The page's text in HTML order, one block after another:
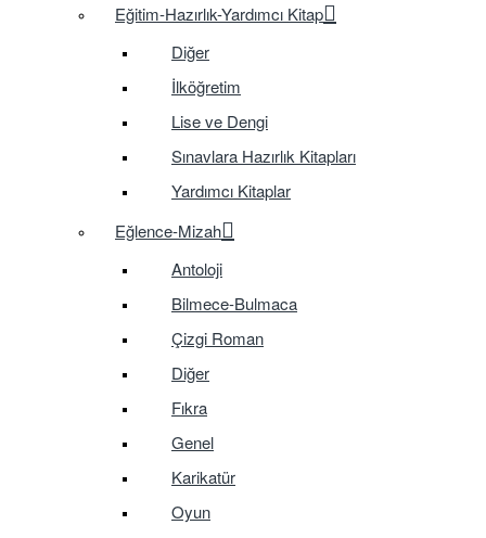
Eğitim-Hazırlık-Yardımcı Kitap
Diğer
İlköğretim
Lise ve Dengi
Sınavlara Hazırlık Kitapları
Yardımcı Kitaplar
Eğlence-Mizah
Antoloji
Bilmece-Bulmaca
Çizgi Roman
Diğer
Fıkra
Genel
Karikatür
Oyun